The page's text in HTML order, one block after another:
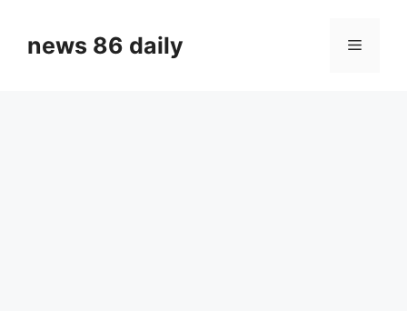
contentnews 86 daily Menu